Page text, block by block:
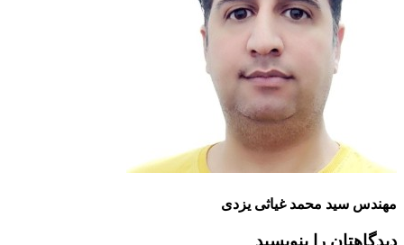
مهندس سید محمد غیاثی یزدی